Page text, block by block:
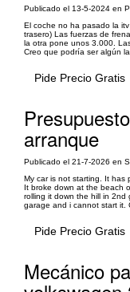
Publicado el 13-5-2024 en
El coche no ha pasado la
trasero) Las fuerzas de
la otra pone unos 3.000.
Creo que podría ser algún
Pide Precio Gratis
arranque
Publicado el 21-7-2026 en
My car is not starting. It has
It broke down at the beach
rolling it down the hill in 2nd
garage and i cannot start it.
Pide Precio Gratis
Mecánico